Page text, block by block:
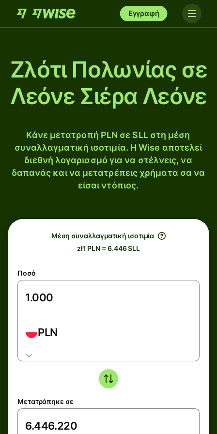
Εγγραφή
Ζλότι Πολωνίας σε
Λεόνε Σιέρα Λεόνε
Κάνε μετατροπή PLN σε SLL στη μέση
συναλλαγματική ισοτιμία. Η Wise αποτελεί
διεθνή λογαριασμό για να στέλνεις, να
δαπανάς και να μετατρέπεις χρήματα σα να
είσαι ντόπιος.
Μέση συναλλαγματική ισοτιμία
zł1 PLN = 6.446 SLL
Ποσό
PLN
Μετατράπηκε σε